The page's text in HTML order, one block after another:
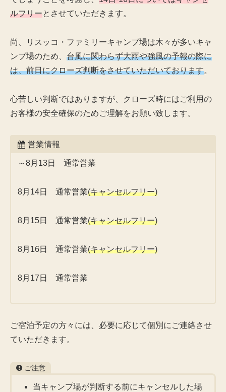
ルフリーとさせていただきます。
尚、リスッコ・ファミリーキャンプ場は木々が多いキャ
ンプ場のため、 台風に関わらず大雨や強風の予報の際に
は、前日にクローズ判断をさせていただいております。
心苦しい判断ではありますが、クローズ時にはご利用の
お客様の安全確保のためご理解をお願い致します。
営業情報
～8月13日 通常営業
8月14日 通常営業(キャンセルフリー)
8月15日 通常営業(キャンセルフリー)
8月16日 通常営業(キャンセルフリー)
8月17日 通常営業
ご宿泊予定の方々には、必要に応じて個別にご連絡させ
ていただきます。
ご注意
当キャンプ場が判断する前にキャンセルした場